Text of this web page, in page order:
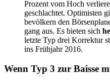
Prozent vom Hoch
ge­schlachtet. Optimisten
bevölkern den
gang aus. Es bieten sich
letzte Typ drei Korrektur
ins Frühjahr 2016.
Wenn Typ 3 zur Baisse